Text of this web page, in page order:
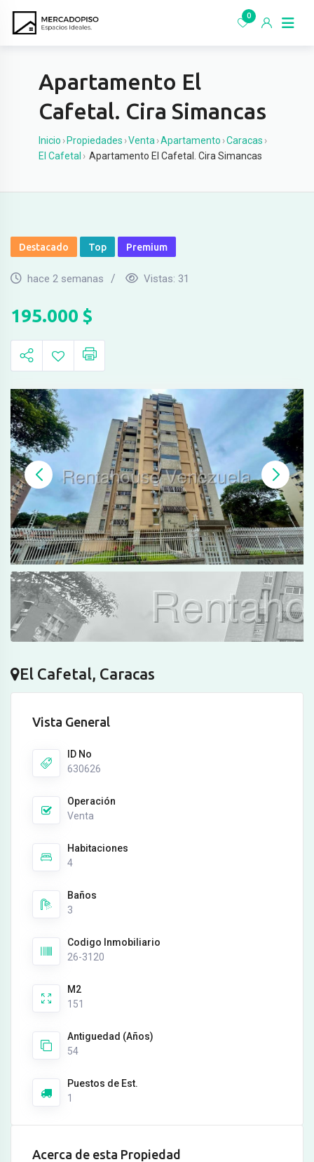
0
Apartamento El
Cafetal. Cira Simancas
Inicio › Propiedades ›Venta ›Apartamento ›Caracas ›
El Cafetal › Apartamento El Cafetal. Cira Simancas
Destacado Top Premium
hace 2 semanas Vistas: 31
195.000 $
El Cafetal, Caracas
Vista General
ID No
630626
Operación
Venta
Habitaciones
4
Baños
3
Codigo Inmobiliario
26-3120
M2
151
Antiguedad (Años)
54
Puestos de Est.
1
Acerca de esta Propiedad